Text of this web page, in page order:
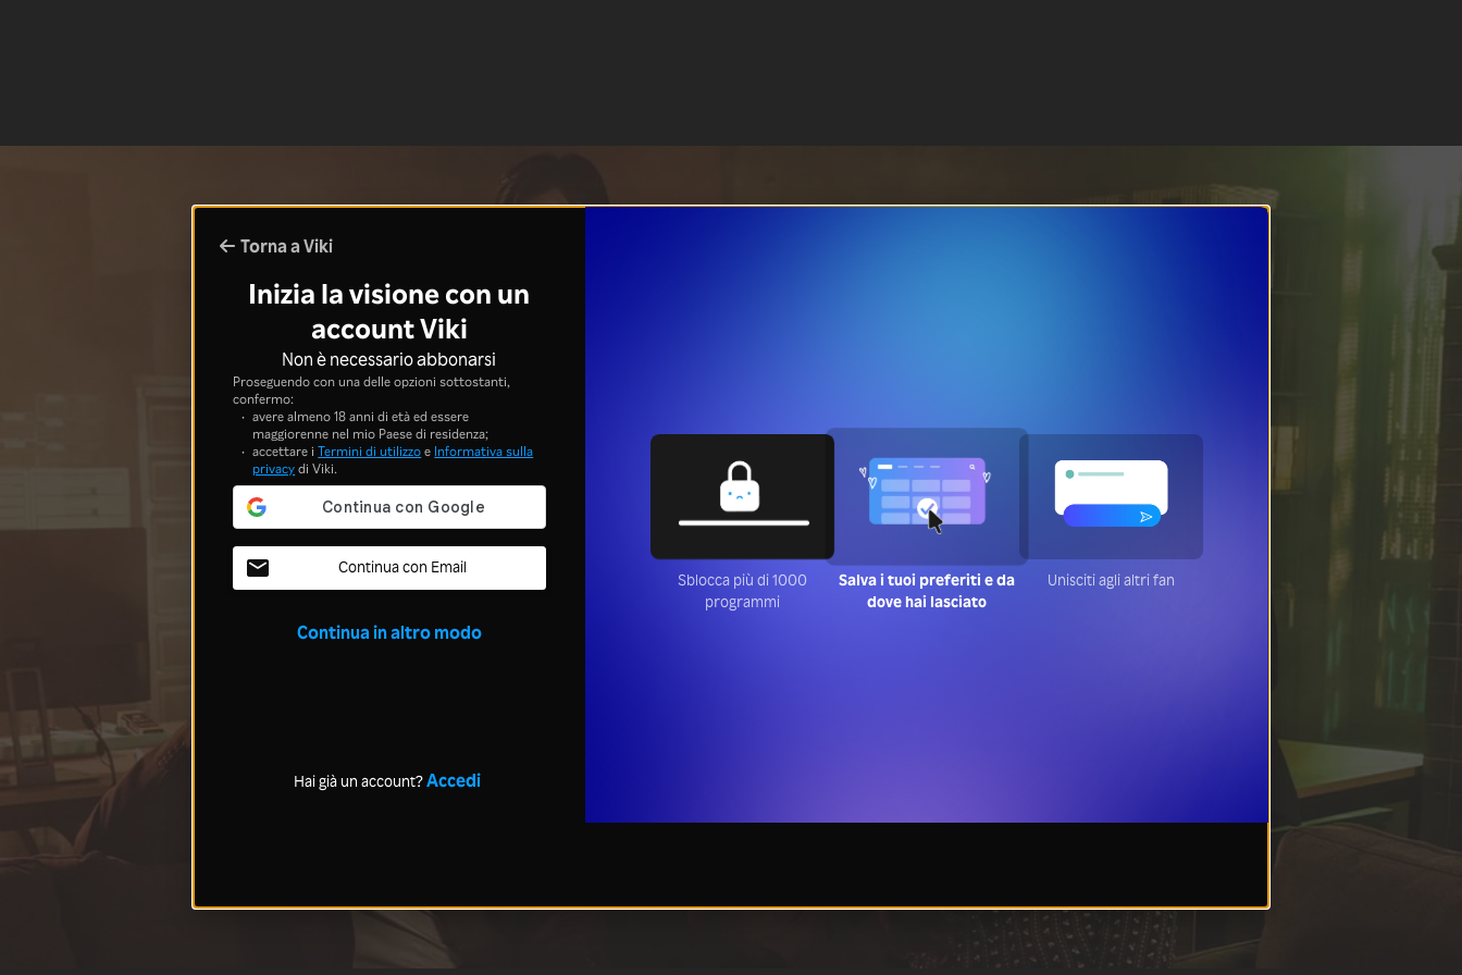
Torna a Viki
Inizia la visione con un
account Viki
Non è necessario abbonarsi
Proseguendo con una delle opzioni sottostanti,
confermo:
avere almeno 18 anni di età ed essere
maggiorenne nel mio Paese di residenza;
accettare iTermini di utilizzoe Informativa sulla
privacydi Viki.
Continua con Email
Continua in altro modo
Hai già un account?Accedi
Sblocca più di 1000
programmi
Salva i tuoi preferiti e da
dove hai lasciato
Unisciti agli altri fan